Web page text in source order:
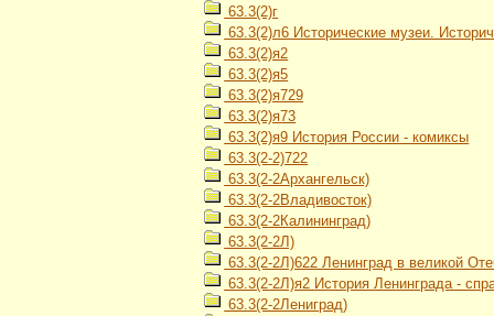
63.3(2)г
63.3(2)л6 Исторические музеи.
63.3(2)я2
63.3(2)я5
63.3(2)я729
63.3(2)я73
63.3(2)я9 История России - комиксы
63.3(2-2)722
63.3(2-2Архангельск)
63.3(2-2Владивосток)
63.3(2-2Калининград)
63.3(2-2Л)
63.3(2-2Л)622 Ленинград в великой
63.3(2-2Л)я2 История Ленинграда -
63.3(2-2Лениград)